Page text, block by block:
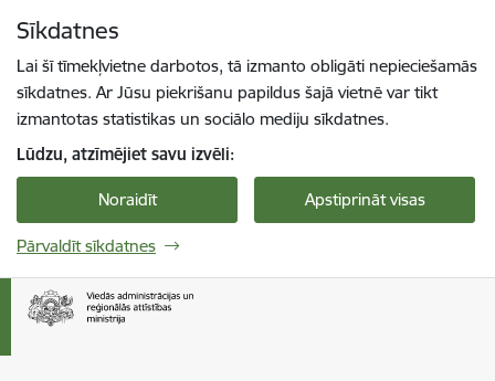
Sīkdatnes
Lai šī tīmekļvietne darbotos, tā izmanto obligāti nepieciešamās
sīkdatnes. Ar Jūsu piekrišanu papildus šajā vietnē var tikt
izmantotas statistikas un sociālo mediju sīkdatnes.
Lūdzu, atzīmējiet savu izvēli:
Noraidīt Apstiprināt visas
Pārvaldīt sīkdatnes